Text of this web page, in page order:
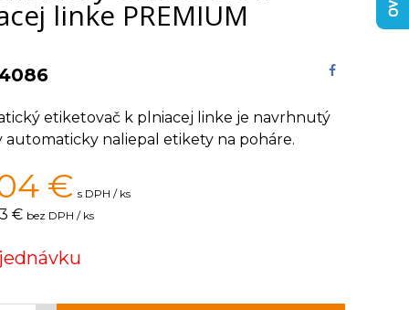
linke PREMIUM
etiketovač k plniacej linke je navrhnutý
automaticky naliepal etikety na poháre.
€ s DPH / ks
€ bez DPH / ks